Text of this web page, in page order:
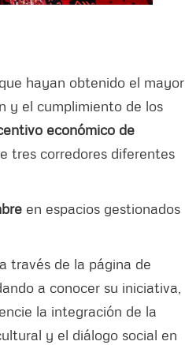
hayan obtenido el mayor
y el cumplimiento de los
económico de
tres corredores diferentes
en espacios gestionados
través de la página de
a conocer su iniciativa,
la integración de la
y el diálogo social en